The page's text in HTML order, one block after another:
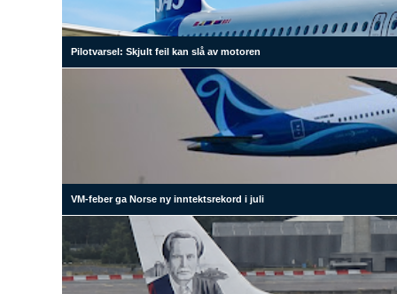
Pilotvarsel: Skjult feil kan slå av motoren
VM-feber ga Norse ny inntektsrekord i juli